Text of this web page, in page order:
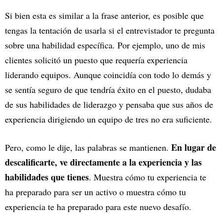
Si bien esta es similar a la frase anterior, es posible que
tengas la tentación de usarla si el entrevistador te pregunta
sobre una habilidad específica. Por ejemplo, uno de mis
clientes solicitó un puesto que requería experiencia
liderando equipos. Aunque coincidía con todo lo demás y
se sentía seguro de que tendría éxito en el puesto, dudaba
de sus habilidades de liderazgo y pensaba que sus años de
experiencia dirigiendo un equipo de tres no era suficiente.
Pero, como le dije, las palabras se mantienen. En lugar de
descalificarte, ve directamente a la experiencia y las
habilidades que tienes. Muestra cómo tu experiencia te
ha preparado para ser un activo o muestra cómo tu
experiencia te ha preparado para este nuevo desafío.